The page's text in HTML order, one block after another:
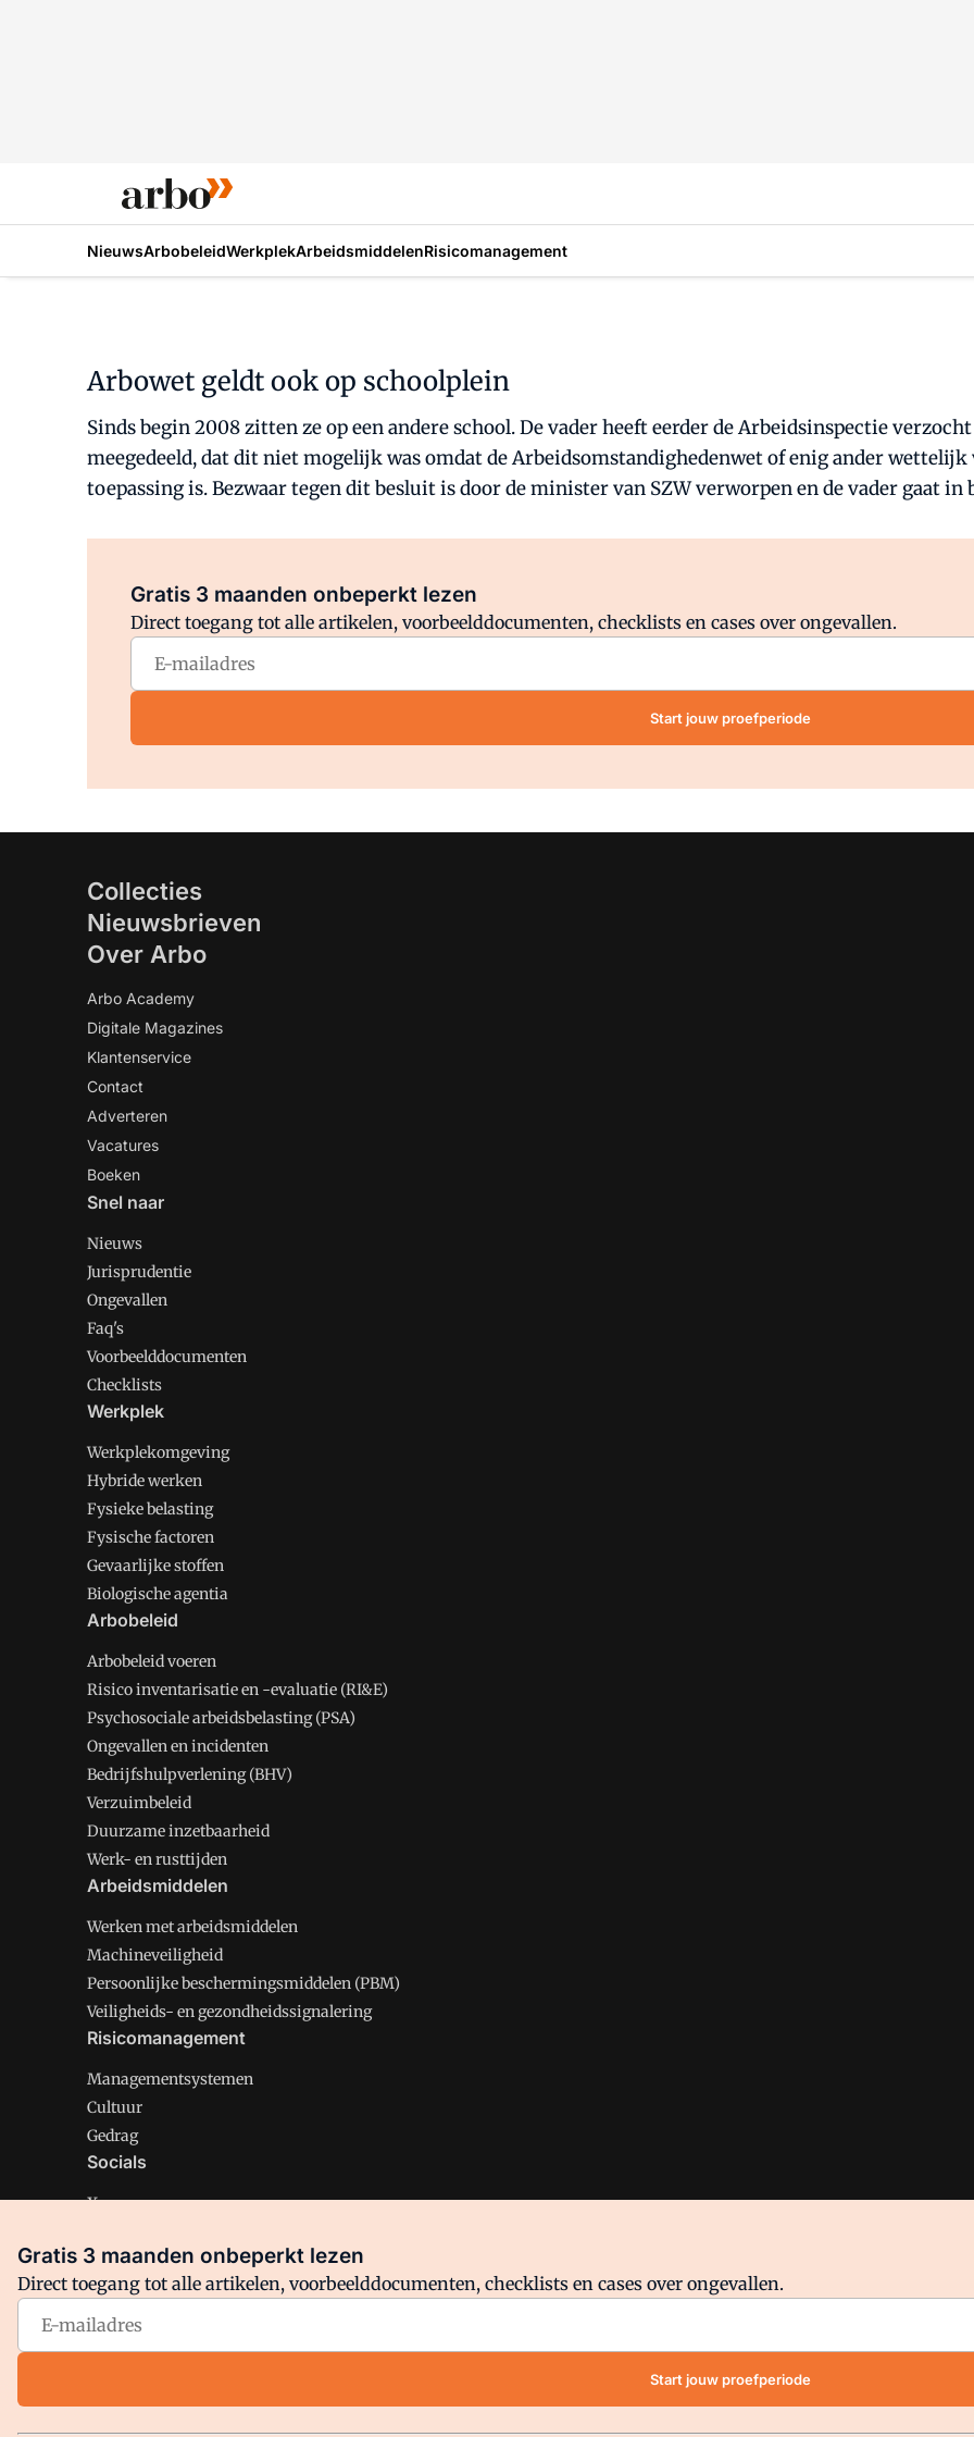
NieuwsArbobeleidWerkplekArbeidsmiddelenRisicomanagement
Arbowet geldt ook op schoolplein
Sinds begin 2008 zitten ze op een andere school. De vader heeft eerder de Arbeidsinspectie
meegedeeld, dat dit niet mogelijk was omdat de Arbeidsomstandighedenwet of enig ander
toepassing is. Bezwaar tegen dit besluit is door de minister van SZW verworpen en de vader gaat
Gratis 3 maanden onbeperkt lezen
Direct toegang tot alle artikelen, voorbeelddocumenten, checklists en cases over ongevallen.
Start jouw proefperiode
Collecties
Nieuwsbrieven
Over Arbo
Arbo Academy
Digitale Magazines
Klantenservice
Contact
Adverteren
Vacatures
Boeken
Snel naar
Nieuws
Jurisprudentie
Ongevallen
Faq's
Voorbeelddocumenten
Checklists
Werkplek
Werkplekomgeving
Hybride werken
Fysieke belasting
Fysische factoren
Gevaarlijke stoffen
Biologische agentia
Arbobeleid
Arbobeleid voeren
Risico inventarisatie en -evaluatie (RI&E)
Psychosociale arbeidsbelasting (PSA)
Ongevallen en incidenten
Bedrijfshulpverlening (BHV)
Verzuimbeleid
Duurzame inzetbaarheid
Werk- en rusttijden
Arbeidsmiddelen
Werken met arbeidsmiddelen
Machineveiligheid
Persoonlijke beschermingsmiddelen (PBM)
Veiligheids- en gezondheidssignalering
Risicomanagement
Managementsystemen
Cultuur
Gedrag
Socials
X
Facebook
Arbo is onderdeel van VMN media. Lees inons manifestwaar VMN media voor staat. Op gebruik van deze site zijn de
Gratis 3 maanden onbeperkt lezen
Direct toegang tot alle artikelen, voorbeelddocumenten, checklists en cases over ongevallen.
Start jouw proefperiode